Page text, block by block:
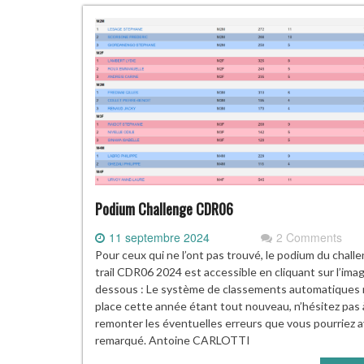
Podium Challenge CDR06
11 septembre 2024 2 Comments
Pour ceux qui ne l’ont pas trouvé, le podium du
trail CDR06 2024 est accessible en cliquant sur
dessous : Le système de classements automatiques
place cette année étant tout nouveau, n’hésitez pas
remonter les éventuelles erreurs que vous pourriez
remarqué. Antoine CARLOTTI